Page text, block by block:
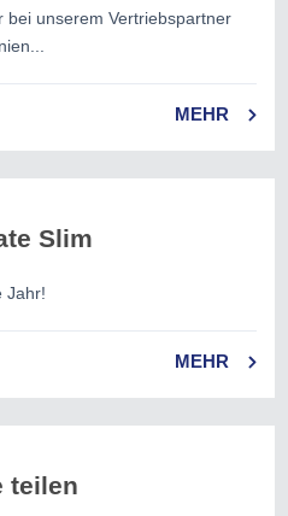
bei unserem Vertriebspartner
MEHR
Slim
Jahr!
MEHR
teilen